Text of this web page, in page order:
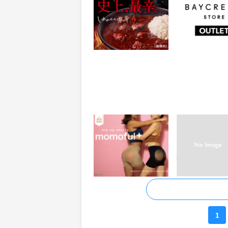
切り）
358ポイント
獲得条件：お買い物
ーズストア
還元
獲得条件：お買い
魔法の美尻ショーツ
【momoful ＋(モモフ
ルプラス)】
還元
獲得条件：お買い物
1.5%還元
獲得条件：お買い
1